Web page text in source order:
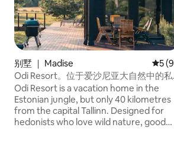
别墅 ｜ Madise 平均
5
Odi Resort。位于爱沙尼亚大自然中的私
人迷你水疗中心
Odi Resort is a vacation home in the
Estonian jungle, but only 40 kilometres
from the capital Tallinn. Designed for
hedonists who love wild nature, good